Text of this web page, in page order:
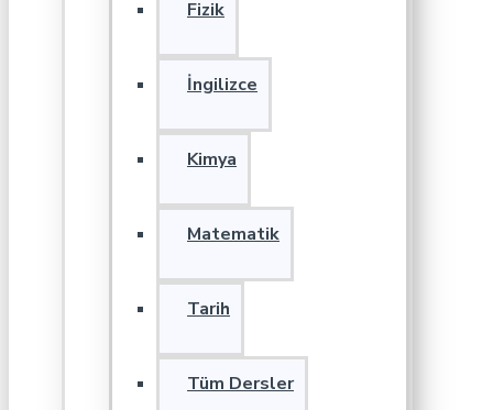
Fizik
İngilizce
Kimya
Matematik
Tarih
Tüm Dersler